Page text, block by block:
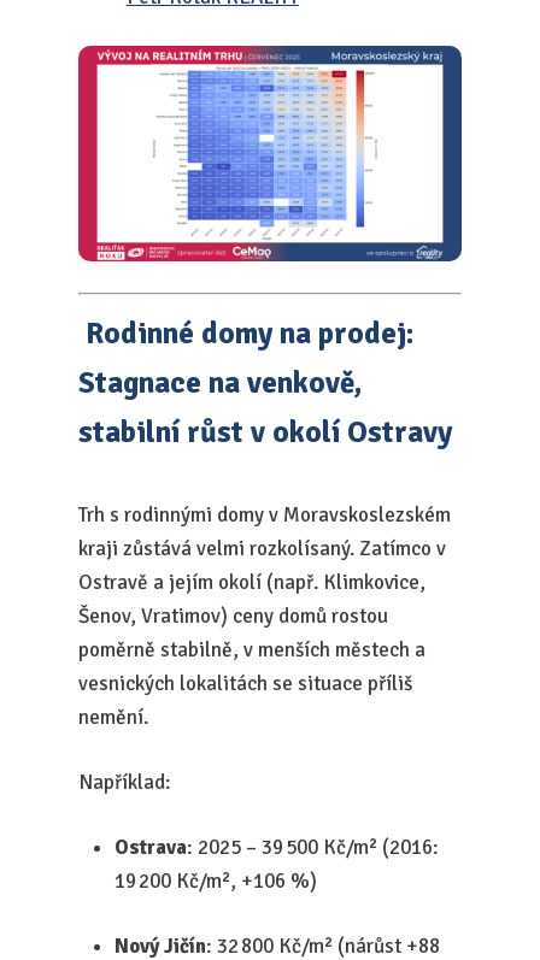
Rodinné domy na prodej:
Stagnace na venkově,
stabilní růst v okolí Ostravy
Trh s rodinnými domy v Moravskoslezském
kraji zůstává velmi rozkolísaný. Zatímco v
Ostravě a jejím okolí (např. Klimkovice,
Šenov, Vratimov) ceny domů rostou
poměrně stabilně, v menších městech a
vesnických lokalitách se situace příliš
nemění.
Například:
Ostrava: 2025 – 39 500 Kč/m² (2016:
19 200 Kč/m², +106 %)
Nový Jičín: 32 800 Kč/m² (nárůst +88